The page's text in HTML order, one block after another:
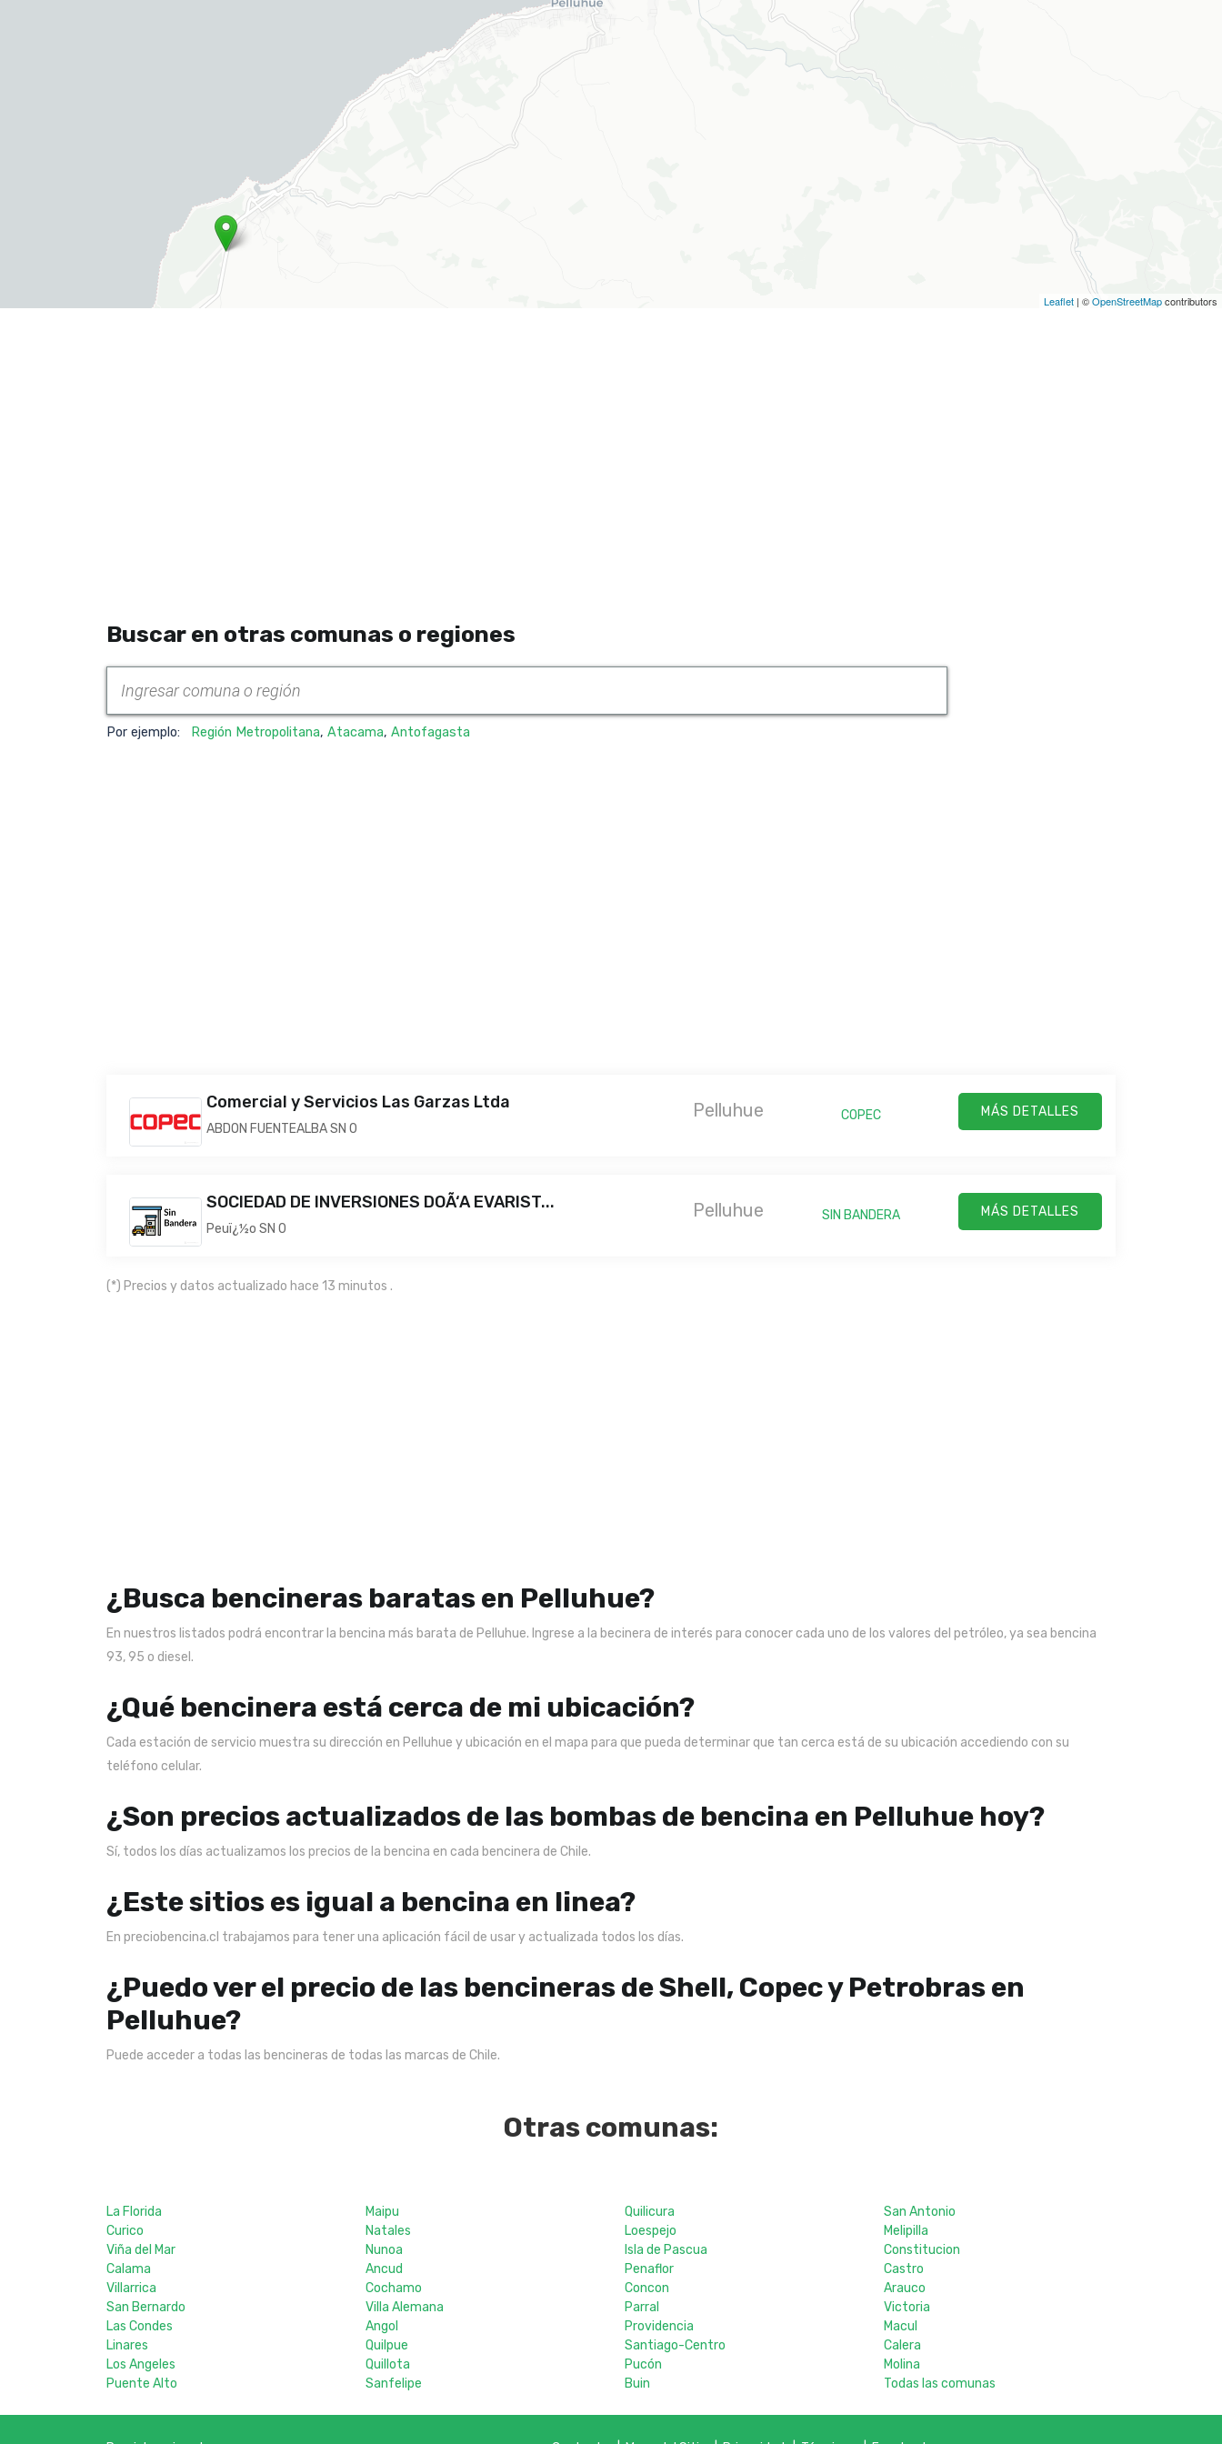
Leaflet | ©OpenStreetMapcontributors
Buscar en otras comunas o regiones
Por ejemplo: Región Metropolitana, Atacama, Antofagasta
Comercial y Servicios Las Garzas Ltda
ABDON FUENTEALBA SN 0
Pelluhue COPEC MÁS DETALLES
SOCIEDAD DE INVERSIONES DOÃ‘A EVARIST...
Peuï¿½o SN 0
Pelluhue SIN BANDERA MÁS DETALLES
(*) Precios y datos actualizado hace 13 minutos .
¿Busca bencineras baratas en Pelluhue?
En nuestros listados podrá encontrar la bencina más barata de Pelluhue. Ingrese a la becinera de interés para conocer cada uno de los valores del petróleo, ya sea bencina
93, 95 o diesel.
¿Qué bencinera está cerca de mi ubicación?
Cada estación de servicio muestra su dirección en Pelluhue y ubicación en el mapa para que pueda determinar que tan cerca está de su ubicación accediendo con su
teléfono celular.
¿Son precios actualizados de las bombas de bencina en Pelluhue hoy?
Sí, todos los días actualizamos los precios de la bencina en cada bencinera de Chile.
¿Este sitios es igual a bencina en linea?
En preciobencina.cl trabajamos para tener una aplicación fácil de usar y actualizada todos los días.
¿Puedo ver el precio de las bencineras de Shell, Copec y Petrobras en
Pelluhue?
Puede acceder a todas las bencineras de todas las marcas de Chile.
Otras comunas:
La Florida
Curico
Viña del Mar
Calama
Villarrica
San Bernardo
Las Condes
Linares
Los Angeles
Puente Alto
Maipu
Natales
Nunoa
Ancud
Cochamo
Villa Alemana
Angol
Quilpue
Quillota
Sanfelipe
Quilicura
Loespejo
Isla de Pascua
Penaflor
Concon
Parral
Providencia
Santiago-Centro
Pucón
Buin
San Antonio
Melipilla
Constitucion
Castro
Arauco
Victoria
Macul
Calera
Molina
Todas las comunas